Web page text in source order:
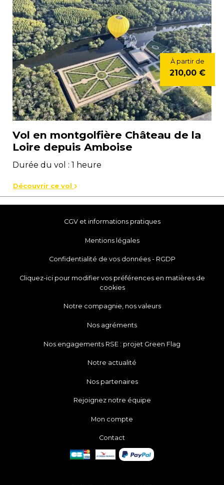
Vol en montgolfière Château de la
Loire depuis Amboise
Durée du vol : 1 heure
À partir de
210,00 €
Découvrir ce vol
CGV et informations pratiques
Mentions légales
Confidentialité de vos données - RGDP
Cliquez-ici pour modifier vos préférences en matières de
cookies
Notre compagnie, nos valeurs
Nos agréments
Nos engagements RSE : projet Green Flag
Notre actualité
Nos partenaires
Rejoignez notre équipe
Mon compte
Contact